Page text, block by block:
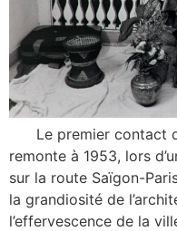
Le premier contact
remonte à 1953, lors
sur la route Saïgon-
la grandiosité de
l’effervescence de la